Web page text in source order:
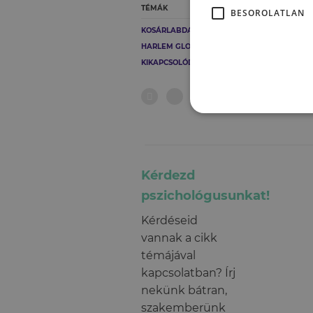
TÉMÁK
KOSÁRLABDA
HARLEM GLOBEROTTERS
KIKAPCSOLÓDÁS
Kérdezd
pszichológusunkat!
Kérdéseid
vannak a cikk
témájával
kapcsolatban? Írj
nekünk bátran,
szakemberünk
BESOROLATLAN